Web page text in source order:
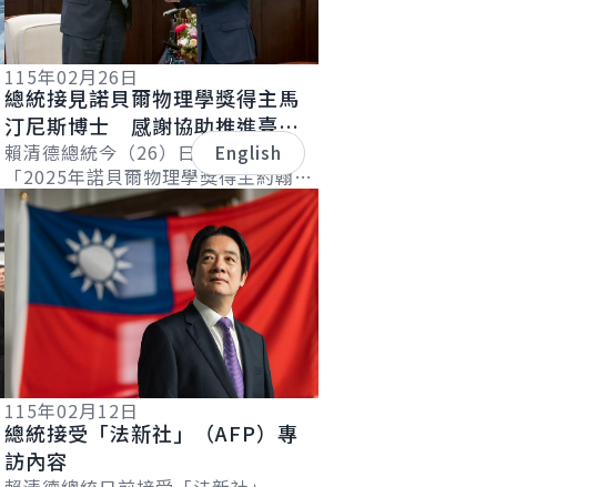
115年02月26日
總統接見諾貝爾物理學獎得主馬
汀尼斯博士 感謝協助推進臺灣
量子科技發展 盼持續強化國際
合作
賴清德總統今（26）日上午接見
「2025年諾貝爾物理學獎得主約翰．
馬汀尼斯（John M. Martinis）博
士」，肯定其開創「量子霸權」...
詳細內容
115年02月12日
總統接受「法新社」（AFP）專
訪內容
English